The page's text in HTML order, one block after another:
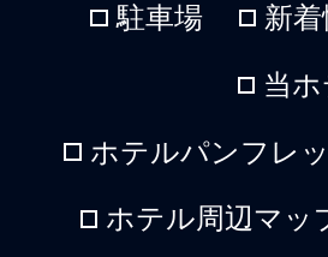
駐車場 新着
当
ホテルパンフレ
ホテル周辺マッ